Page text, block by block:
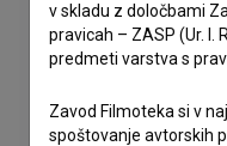
v skladu z določbami
pravicah – ZASP (Ur. l.
predmeti varstva s
Zavod Filmoteka si v
spoštovanje avtorskih